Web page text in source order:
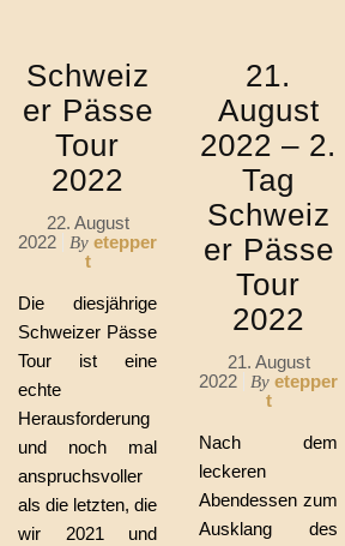
Schweiz
er Pässe
Tour
2022
22. August
2022
By etepper
t
Die diesjährige
Schweizer Pässe
Tour ist eine
echte
Herausforderung
und noch mal
anspruchsvoller
als die letzten, die
wir 2021 und
21.
August
2022 – 2.
Tag
Schweiz
er Pässe
Tour
2022
21. August
2022
By etepper
t
Nach dem
leckeren
Abendessen zum
Ausklang des